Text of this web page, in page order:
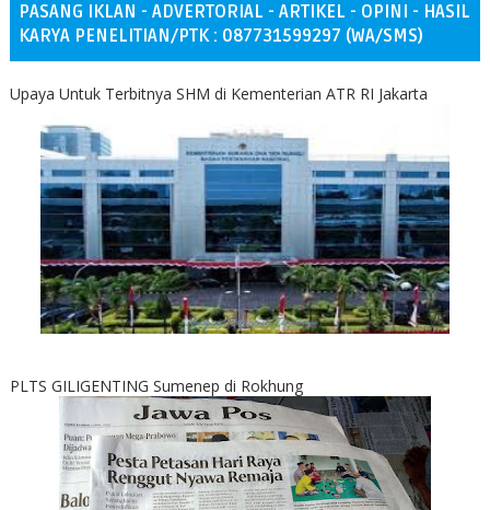
PASANG IKLAN - ADVERTORIAL - ARTIKEL - OPINI - HASIL
KARYA PENELITIAN/PTK : 087731599297 (WA/SMS)
Upaya Untuk Terbitnya SHM di Kementerian ATR RI Jakarta
PLTS GILIGENTING Sumenep di Rokhung